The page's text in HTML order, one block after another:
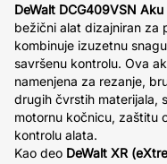
DeWalt DCG409VSN
bežični alat dizajniran za
kombinuje izuzetnu
savršenu kontrolu. Ova
namenjena za rezanje,
drugih čvrstih materijala,
motornu kočnicu, zaštitu
kontrolu alata.
Kao deo DeWalt XR